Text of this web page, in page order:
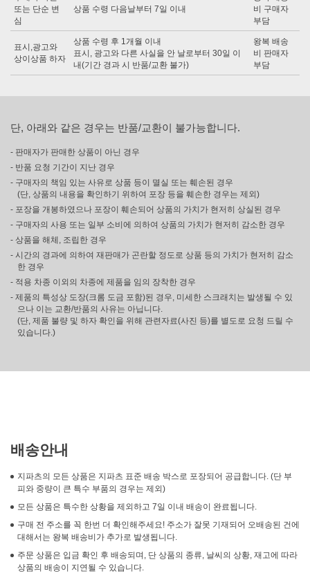
또는 단순 변
심
상품 수령 다음날부터 7일 이내
비 구매자
부담
표시,광고와
상이상품 하자
상품 수령 후 1개월 이내
표시, 광고와 다른 사실을 안 날로부터 30일 이
내(기간 경과 시 반품/교환 불가)
왕복 배송
비 판매자
부담
단, 아래와 같은 경우는 반품/교환이 불가능합니다.
- 판매자가 판매한 상품이 아닌 경우
- 반품 요청 기간이 지난 경우
- 구매자의 책임 있는 사유로 상품 등이 멸실 또는 훼손된 경우
(단, 상품의 내용을 확인하기 위하여 포장 등을 훼손한 경우는 제외)
- 포장을 개봉하였으나 포장이 훼손되어 상품의 가치가 현저히 상실된 경우
- 구매자의 사용 또는 일부 소비에 의하여 상품의 가치가 현저히 감소한 경우
- 상품을 해체, 조립한 경우
- 시간의 경과에 의하여 재판매가 곤란할 정도로 상품 등의 가치가 현저히 감소
한 경우
- 적용 차종 이외의 차종에 제품을 임의 장착한 경우
- 제품의 특성상 도장(크롬 도금 포함)된 경우, 미세한 스크래치는 발생될 수 있
으나 이는 교환/반품의 사유는 아닙니다.
(단, 제품 불량 및 하자 확인을 위해 관련자료(사진 등)를 별도로 요청 드릴 수
있습니다.)
배송안내
지파츠의 모든 상품은 지파츠 표준 배송 박스로 포장되어 공급합니다. (단 부
피와 중량이 큰 특수 부품의 경우는 제외)
모든 상품은 특수한 상황을 제외하고 7일 이내 배송이 완료됩니다.
구매 전 주소를 꼭 한번 더 확인해주세요! 주소가 잘못 기재되어 오배송된 건에
대해서는 왕복 배송비가 추가로 발생됩니다.
주문 상품은 입금 확인 후 배송되며, 단 상품의 종류, 날씨의 상황, 재고에 따라
상품의 배송이 지연될 수 있습니다.